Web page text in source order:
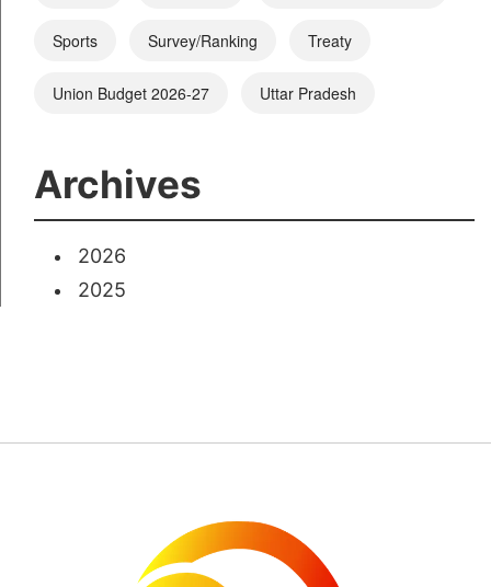
Sports Survey/Ranking Treaty
Union Budget 2026-27 Uttar Pradesh
Archives
2026
2025